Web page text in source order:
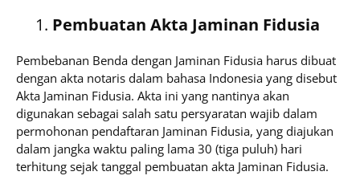
Pembuatan Akta Jaminan Fidusia
Pembebanan Benda dengan Jaminan Fidusia harus dibuat
dengan akta notaris dalam bahasa Indonesia yang disebut
Akta Jaminan Fidusia. Akta ini yang nantinya akan
digunakan sebagai salah satu persyaratan wajib dalam
permohonan pendaftaran Jaminan Fidusia, yang diajukan
dalam jangka waktu paling lama 30 (tiga puluh) hari
terhitung sejak tanggal pembuatan akta Jaminan Fidusia.